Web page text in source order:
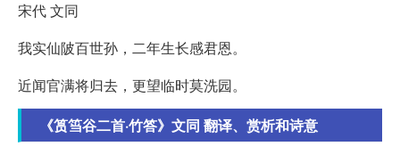
宋代 文同
我实仙陂百世孙，二年生长感君恩。
近闻官满将归去，更望临时莫洗园。
《筼筜谷二首·竹答》文同 翻译、赏析和诗意